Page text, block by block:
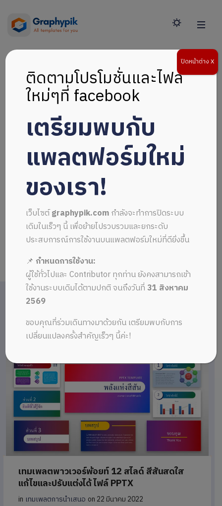
เทมเพลตพาวเวอร์พ้อยท์ 12 สไลด์ สีสันสดใส
แก้ไขและปรับแต่งได้ ไฟล์ PPTX
in เทมเพลตการนำเสนอ on 22 มีนาคม 2022
ติดตามโปรโมชั่นและไฟล์
ใหม่ๆที่ facebook
เตรียมพบกับ
แพลตฟอร์มใหม่
ของเรา!
เว็บไซต์graphypik.comกำลังจะทำการปิดระบบ
เดิมในเร็วๆ นี้ เพื่อย้ายไปรวบรวมและยกระดับ
ประสบการณ์การใช้งานบนแพลตฟอร์มใหม่ที่ดียิ่งขึ้น
📌กำหนดการใช้งาน:
ผู้ใช้ทั่วไปและ Contributor ทุกท่าน ยังคงสามารถเข้า
ใช้งานระบบเดิมได้ตามปกติ จนถึงวันที่ 31 สิงหาคม
2569
ขอบคุณที่ร่วมเดินทางมาด้วยกัน เตรียมพบกับการ
เปลี่ยนแปลงครั้งสำคัญเร็วๆ นี้ค่ะ!
ปิดหน้าต่าง X